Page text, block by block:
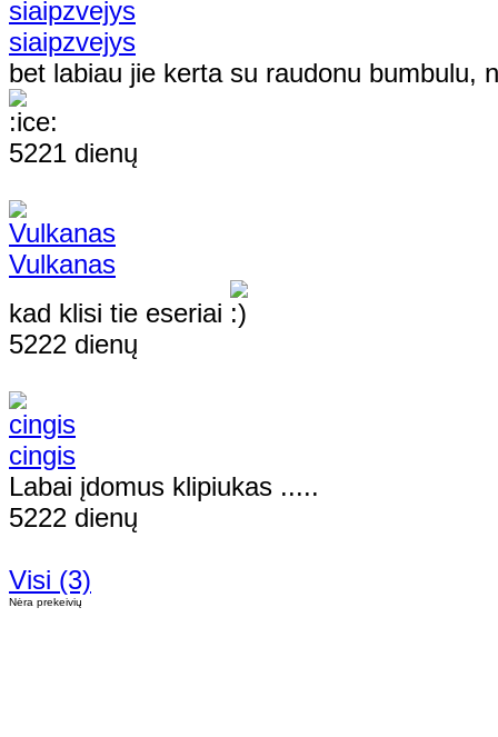
siaipzvejys
bet labiau jie kerta su raudonu bumbulu,
5221 dienų
Vulkanas
kad klisi tie eseriai
5222 dienų
cingis
Labai įdomus klipiukas .....
5222 dienų
Visi (3)
Nėra prekeivių